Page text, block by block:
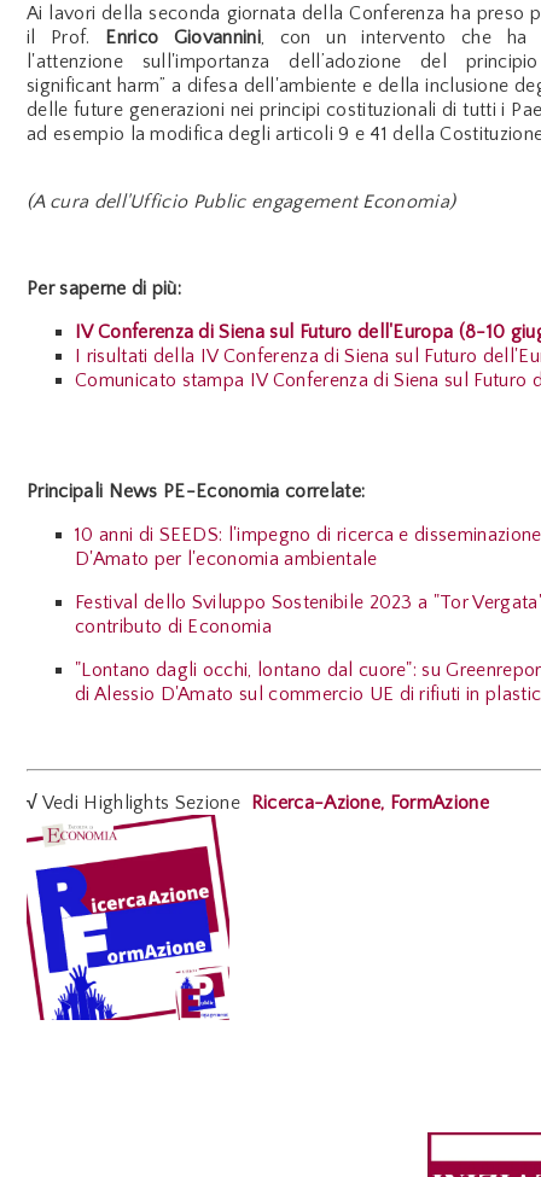
Ai lavori della seconda giornata della Conferenza ha preso
il Prof. Enrico Giovannini, con un intervento che ha
l'attenzione sull'importanza dell’adozione del
significant harm” a difesa dell'ambiente e della inclusione
delle future generazioni nei principi costituzionali di tutti i
ad esempio la modifica degli articoli 9 e 41 della
(A cura dell'Ufficio Public engagement Economia)
Per saperne di più:
IV Conferenza di Siena sul Futuro dell'Europa (8-10
I risultati della IV Conferenza di Siena sul Futuro
Comunicato stampa IV Conferenza di Siena sul Futuro
Principali News PE-Economia correlate:
10 anni di SEEDS: l'impegno di ricerca e
D'Amato per l'economia ambientale
Festival dello Sviluppo Sostenibile 2023 a "Tor
contributo di Economia
"Lontano dagli occhi, lontano dal cuore": su
di Alessio D'Amato sul commercio UE di rifiuti in
√ Vedi Highlights Sezione Ricerca-Azione, FormAzione